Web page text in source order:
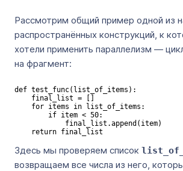
Рассмотрим общий пример одной из
распространённых конструкций, к
хотели применить параллелизм —
на фрагмент:
def test_func(list_of_items):
    return final_list
Здесь мы проверяем список
возвращаем все числа из него,